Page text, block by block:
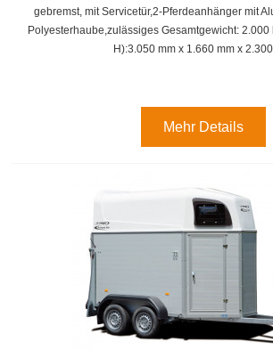
gebremst, mit Servicetür,2-Pferdeanhänger mit
Polyesterhaube,zulässiges Gesamtgewicht: 2.000
H):3.050 mm x 1.660 mm x
Mehr Details